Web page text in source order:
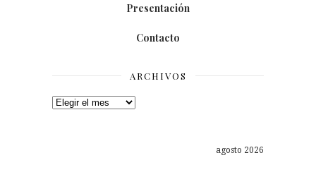
Presentación
Contacto
ARCHIVOS
Archivos
agosto 2026